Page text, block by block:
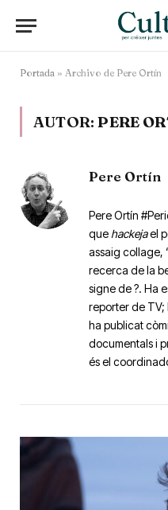
Portada » Archivo de Pere Ortín
AUTOR:PERE
Pere Ortín
Pere Ortín
que hackejael
assaig collage,
recerca de la
signe de ?. Ha
reporter de TV;
ha publicat
documentals i
és el